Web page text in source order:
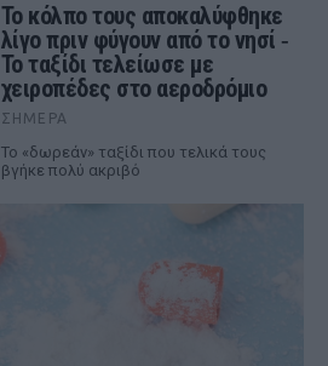
Το κόλπο τους αποκαλύφθηκε
λίγο πριν φύγουν από το νησί ‑
Το ταξίδι τελείωσε με
χειροπέδες στο αεροδρόμιο
ΣΉΜΕΡΑ
Το «δωρεάν» ταξίδι που τελικά τους
βγήκε πολύ ακριβό